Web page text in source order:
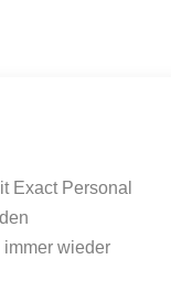
Exact Personal
wieder